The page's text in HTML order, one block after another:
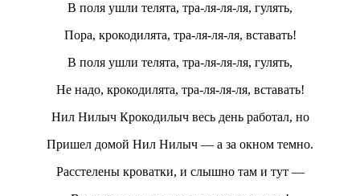
В поля ушли телята, тра-ля-ля-ля, гулять,
Пора, крокодилята, тра-ля-ля-ля, вставать!
В поля ушли телята, тра-ля-ля-ля, гулять,
Не надо, крокодилята, тра-ля-ля-ля, вставать!
Нил Нилыч Крокодилыч весь день работал, но
Пришел домой Нил Нилыч — а за окном темно.
Расстелены кроватки, и слышно там и тут —